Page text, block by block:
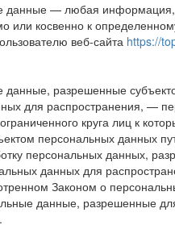
данные — любая информация,
или косвенно к
веб-сайта https://
данные, разрешенные
для распространения, —
круга лиц к
персональных данных
персональных данных,
данных для
Законом о
данные, разрешенные